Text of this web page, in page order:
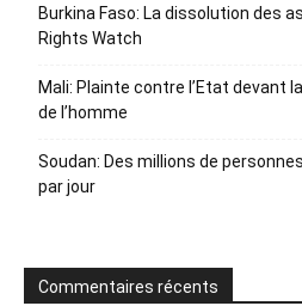
Burkina Faso: La dissolution des
Rights Watch
Mali: Plainte contre l’Etat devant
de l’homme
Soudan: Des millions de
par jour
Commentaires récents